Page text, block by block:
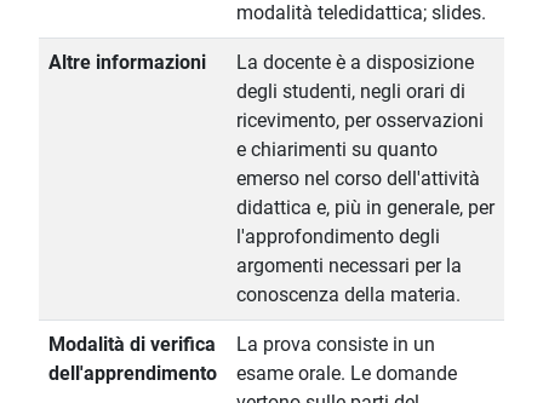
modalità teledidattica; slides.
Altre informazioni
La docente è a disposizione
degli studenti, negli orari di
ricevimento, per osservazioni
e chiarimenti su quanto
emerso nel corso dell'attività
didattica e, più in generale, per
l'approfondimento degli
argomenti necessari per la
conoscenza della materia.
Modalità di verifica
dell'apprendimento
La prova consiste in un
esame orale. Le domande